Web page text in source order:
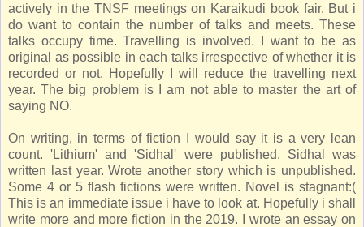
actively in the TNSF meetings on Karaikudi book fair. But i
do want to contain the number of talks and meets. These
talks occupy time. Travelling is involved. I want to be as
original as possible in each talks irrespective of whether it is
recorded or not. Hopefully I will reduce the travelling next
year. The big problem is I am not able to master the art of
saying NO.
On writing, in terms of fiction I would say it is a very lean
count. 'Lithium' and 'Sidhal' were published. Sidhal was
written last year. Wrote another story which is unpublished.
Some 4 or 5 flash fictions were written. Novel is stagnant:(
This is an immediate issue i have to look at. Hopefully i shall
write more and more fiction in the 2019. I wrote an essay on